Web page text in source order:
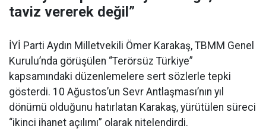
taviz vererek değil”
İYİ Parti Aydın Milletvekili Ömer Karakaş, TBMM Genel
Kurulu’nda görüşülen “Terörsüz Türkiye”
kapsamındaki düzenlemelere sert sözlerle tepki
gösterdi. 10 Ağustos’un Sevr Antlaşması’nın yıl
dönümü olduğunu hatırlatan Karakaş, yürütülen süreci
“ikinci ihanet açılımı” olarak nitelendirdi.